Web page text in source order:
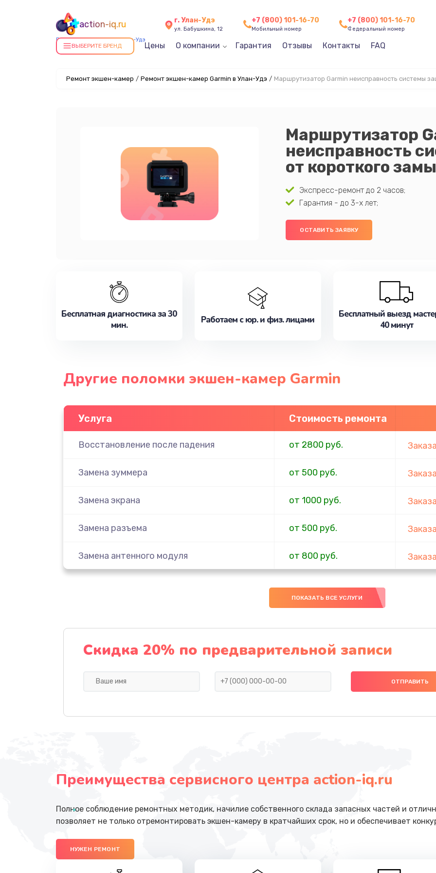
action-iq.ru
Ремонт экшен-камер в Улан-Удэ
г. Улан-Удэ
ул. Бабушкина, 12
+7 (800) 101-16-70
Мобильный номер
+7 (800) 101-16-70
Федеральный номер
ВЫБЕРИТЕ БРЕНД Цены О компании Гарантия Отзывы Контакты FAQ
Ремонт экшен-камер / Ремонт экшен-камер Garmin в Улан-Удэ / Маршрутизатор Garmin неисправность системы
Маршрутизатор
неисправность
от короткого
Экспресс-ремонт до 2 часов;
Гарантия - до 3-х лет;
ОСТАВИТЬ ЗАЯВКУ
Бесплатная диагностика за 30
мин.
Работаем с юр. и физ. лицами
Бесплатный выезд
40 минут
Другие поломки экшен-камер Garmin
Услуга Стоимость ремонта
Восстановление после падения от 2800 руб.
Замена зуммера от 500 руб.
Замена экрана от 1000 руб.
Замена разъема от 500 руб.
Замена антенного модуля от 800 руб.
от 700 руб.
Обновление ПО от 500 руб.
Замена лампы
ПОКАЗАТЬ ВСЕ УСЛУГИ
Скидка 20% по предварительной записи
Преимущества сервисного центра action-iq.ru
Полное соблюдение ремонтных методик, начилие собственного склада запасных частей и
позволяет не только отремонтировать экшен-камеру в кратчайших срок, но и обеспечивает
НУЖЕН РЕМОНТ